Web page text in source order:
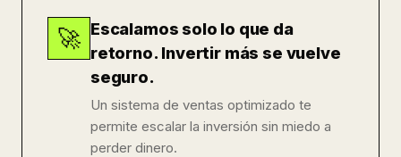
🚀 Escalamos solo lo que da
retorno. Invertir más se vuelve
seguro.
Un sistema de ventas optimizado te
permite escalar la inversión sin miedo a
perder dinero.